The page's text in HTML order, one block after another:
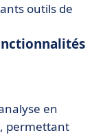
outils de
en
permettant